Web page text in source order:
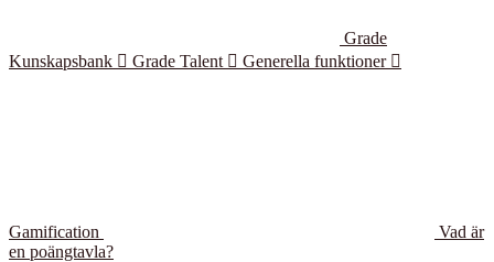
Grade
Kunskapsbank  Grade Talent  Generella funktioner 
Gamification
Vad är
en poängtavla?